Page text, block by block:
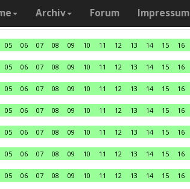
Archiv Forum Impressum
05 06 07 08 09 10 11 12 13 14 15 16
05 06 07 08 09 10 11 12 13 14 15 16
05 06 07 08 09 10 11 12 13 14 15 16
05 06 07 08 09 10 11 12 13 14 15 16
05 06 07 08 09 10 11 12 13 14 15 16
05 06 07 08 09 10 11 12 13 14 15 16
05 06 07 08 09 10 11 12 13 14 15 16